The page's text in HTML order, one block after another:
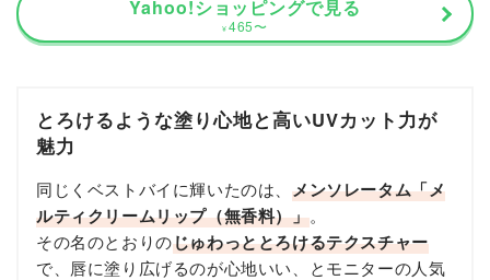
Yahoo!ショッピングで見る
¥ 465〜
とろけるような塗り心地と高いUVカット力が
魅力
同じくベストバイに輝いたのは、メンソレータム「メ
ルティクリームリップ（無香料）」。
その名のとおりのじゅわっととろけるテクスチャー
で、唇に塗り広げるのが心地いい、とモニターの人気